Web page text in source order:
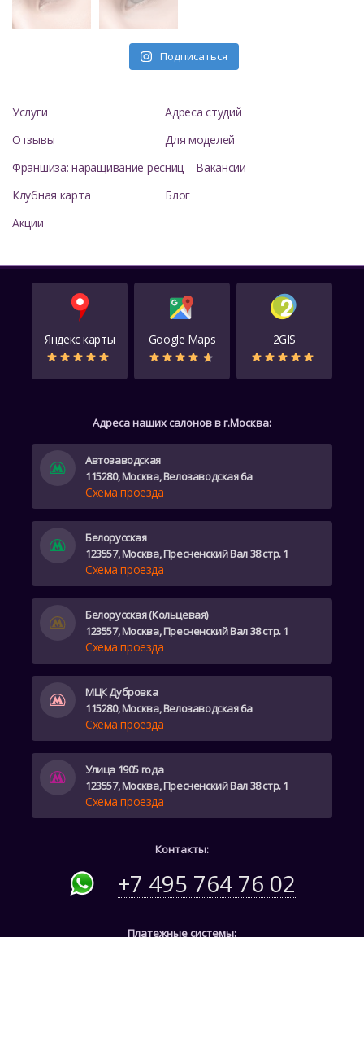
Подписаться
Услуги
Адреса студий
Отзывы
Для моделей
Франшиза: наращивание ресниц
Вакансии
Клубная карта
Блог
Акции
Яндекс карты Google Maps 2GIS
Платежные системы:
Контакты:
+7 495 764 76 02
Адреса наших салонов в г.Москва:
Автозаводская
115280, Москва, Велозаводская 6а
Схема проезда
Белорусская
123557, Москва, Пресненский Вал 38 стр. 1
Схема проезда
Белорусская (Кольцевая)
123557, Москва, Пресненский Вал 38 стр. 1
Схема проезда
МЦК Дубровка
115280, Москва, Велозаводская 6а
Схема проезда
Улица 1905 года
123557, Москва, Пресненский Вал 38 стр. 1
Схема проезда